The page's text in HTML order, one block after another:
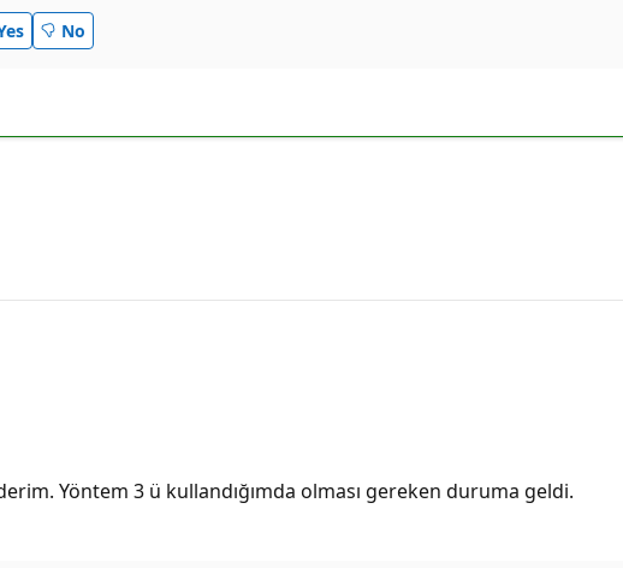
No
Yöntem 3 ü kullandığımda olması gereken duruma geldi.